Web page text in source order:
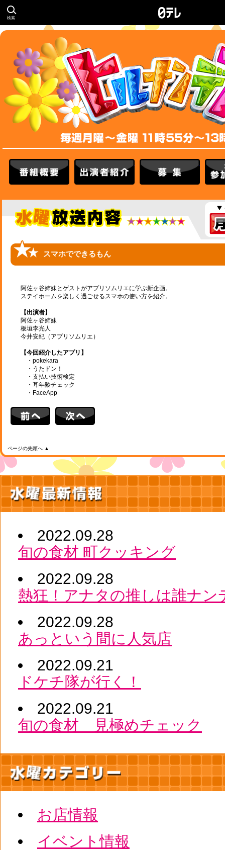
検索
番組概要 出演者紹介 募集
スマホでできるもん
阿佐ヶ谷姉妹とゲストがアプリソムリエに学ぶ新企画。
ステイホームを楽しく過ごせるスマホの使い方を紹介。
【出演者】
阿佐ヶ谷姉妹
板垣李光人
今井安紀（アプリソムリエ）
【今回紹介したアプリ】
・pokekara
・うたドン！
・支払い技術検定
・耳年齢チェック
・FaceApp
ページの先頭へ ▲
2022.09.28
旬の食材 町クッキング
2022.09.28
熱狂！アナタの推しは誰ナン
2022.09.28
あっという間に人気店
2022.09.21
ドケチ隊が行く！
2022.09.21
旬の食材 見極めチェック
お店情報
イベント情報